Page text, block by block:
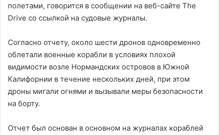
полетами, говорится в сообщении на веб-сайте The
Drive со ссылкой на судовые журналы.
Согласно отчету, около шести дронов одновременно
облетали военные корабли в условиях плохой
видимости возле Нормандских островов в Южной
Калифорнии в течение нескольких дней, при этом
дроны мигали огнями и вызывали меры безопасности
на борту.
Отчет был основан в основном на журналах кораблей